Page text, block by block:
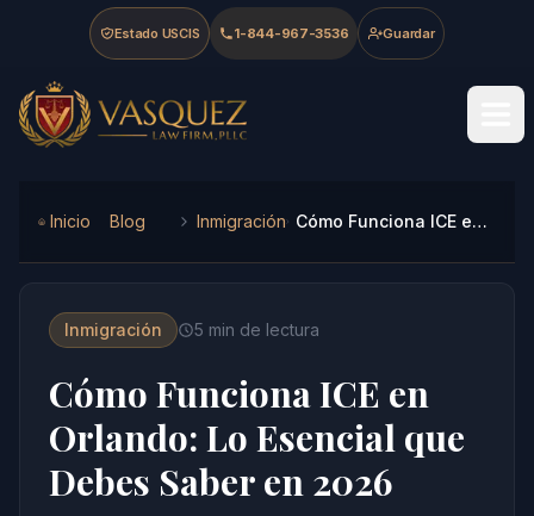
Skip to main content
Skip to navigation
Skip to footer
Estado USCIS 1-844-967-3536 Guardar
Vasquez Law Firm - Home
Inicio Blog Inmigración Cómo Funciona ICE en Orlando: Lo Esencial que Debes Saber en 2026
Inmigración 5 min de lectura
Cómo Funciona ICE en
Orlando: Lo Esencial que
Debes Saber en 2026